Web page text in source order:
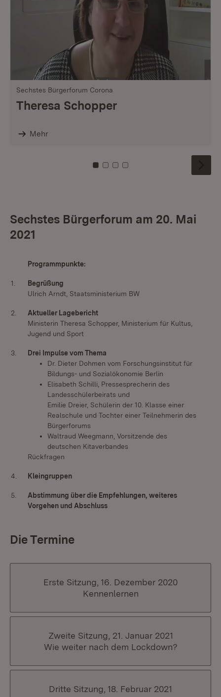
Sechstes Bürgerforum Corona
Theresa Schopper
Mehr
Zu Kachel: 0
Zu Kachel: 1
Zu Kachel: 2
Zu Kachel: 3
Sechstes Bürgerforum am 20. Mai
2021
Programmpunkte:
1.
Begrüßung
Ulrich Arndt, Staatsministerium BW
2.
Aktueller Lagebericht
Ministerin Theresa Schopper, Ministerium für Kultus,
Jugend und Sport
3.
Drei Impulse vom Thema
Dr. Dieter Dohmen vom Forschungsinstitut für
Bildungs- und Sozialökonomie Berlin
Elisabeth Schilli, Pressesprecherin des
Landesschülerbeirats und
Emilie Dreier, Schülerin der 10. Klasse einer
Realschule und Tochter einer Teilnehmerin des
Bürgerforums
Waltraud Weegmann, Vorsitzende des
deutschen Kitaverbandes
Rückfragen
4. Kleingruppen
5.
Abstimmung über die Empfehlungen, weiteres
Vorgehen und Abschluss
Die Termine
Erste Sitzung, 16. Dezember 2020
Kennenlernen
Zweite Sitzung, 21. Januar 2021
Wie weiter nach dem Lockdown?
Dritte Sitzung, 18. Februar 2021